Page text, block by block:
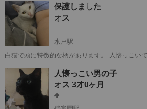
保護しました
オス
水戸駅
白猫で頭に特徴的な柄があります。 人懐っこい
護しましたが、先住猫と犬がおり、新たに子も生
を探しています。去勢はして...
茨城 水戸市 水戸駅 猫
人懐っこい男の子
オス 3才0ヶ月